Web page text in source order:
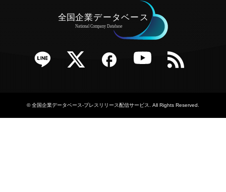
Twitter Facebook YouTube RSS
©全国企業データベース-プレスリリース配信サービス . All Rights Reserved.